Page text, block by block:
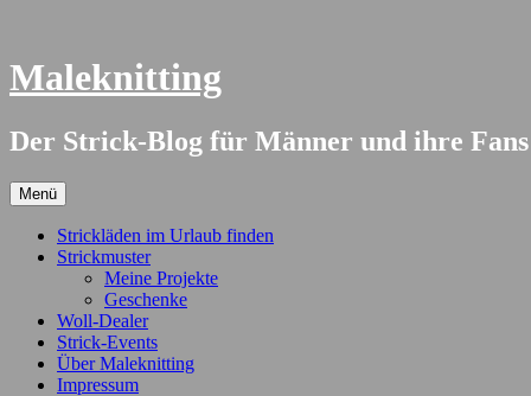
Inhalt
Maleknitting
Der Strick-Blog für Männer und ihre Fans
Menü
Strickläden im Urlaub finden
Strickmuster
Meine Projekte
Geschenke
Woll-Dealer
Strick-Events
Über Maleknitting
Impressum